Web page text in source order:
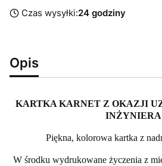
Czas wysyłki:24 godziny
Opis
KARTKA KARNET Z OKAZJI
INŻYNIERA
Piękna, kolorowa kartka z
W środku wydrukowane życzenia z